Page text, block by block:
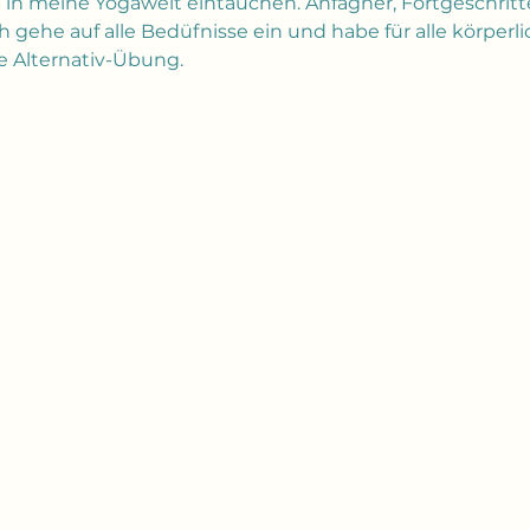
gehe auf alle Bedüfnisse ein und habe für alle
Alternativ-Übung.